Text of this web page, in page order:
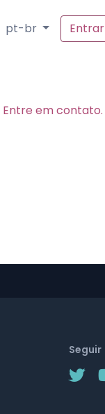
pt-br Entrar
Entre em contato.
Seguir